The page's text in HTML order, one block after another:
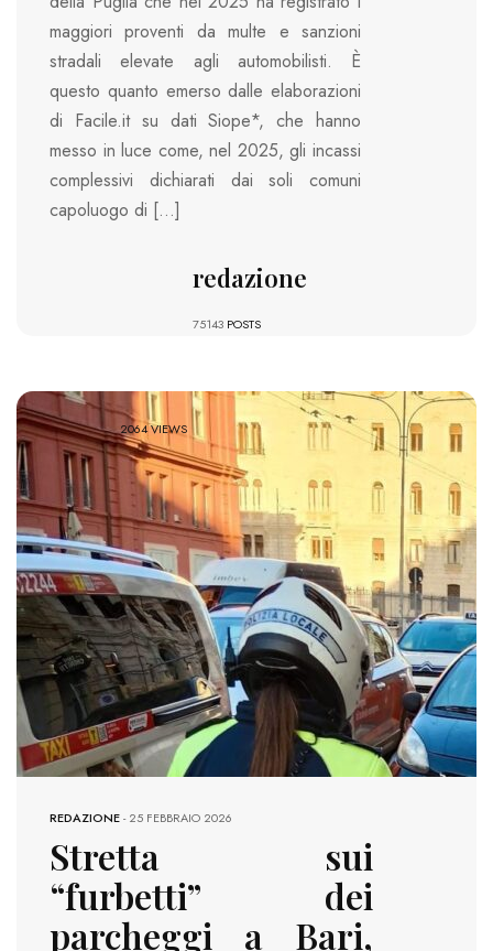
maggiori proventi da multe e sanzioni
stradali elevate agli automobilisti. È
questo quanto emerso dalle elaborazioni
di Facile.it su dati Siope*, che hanno
messo in luce come, nel 2025, gli incassi
complessivi dichiarati dai soli comuni
capoluogo di […]
redazione
75143 POSTS
2064 VIEWS
REDAZIONE-25 FEBBRAIO 2026
Stretta sui
“furbetti” dei
parcheggi a Bari,